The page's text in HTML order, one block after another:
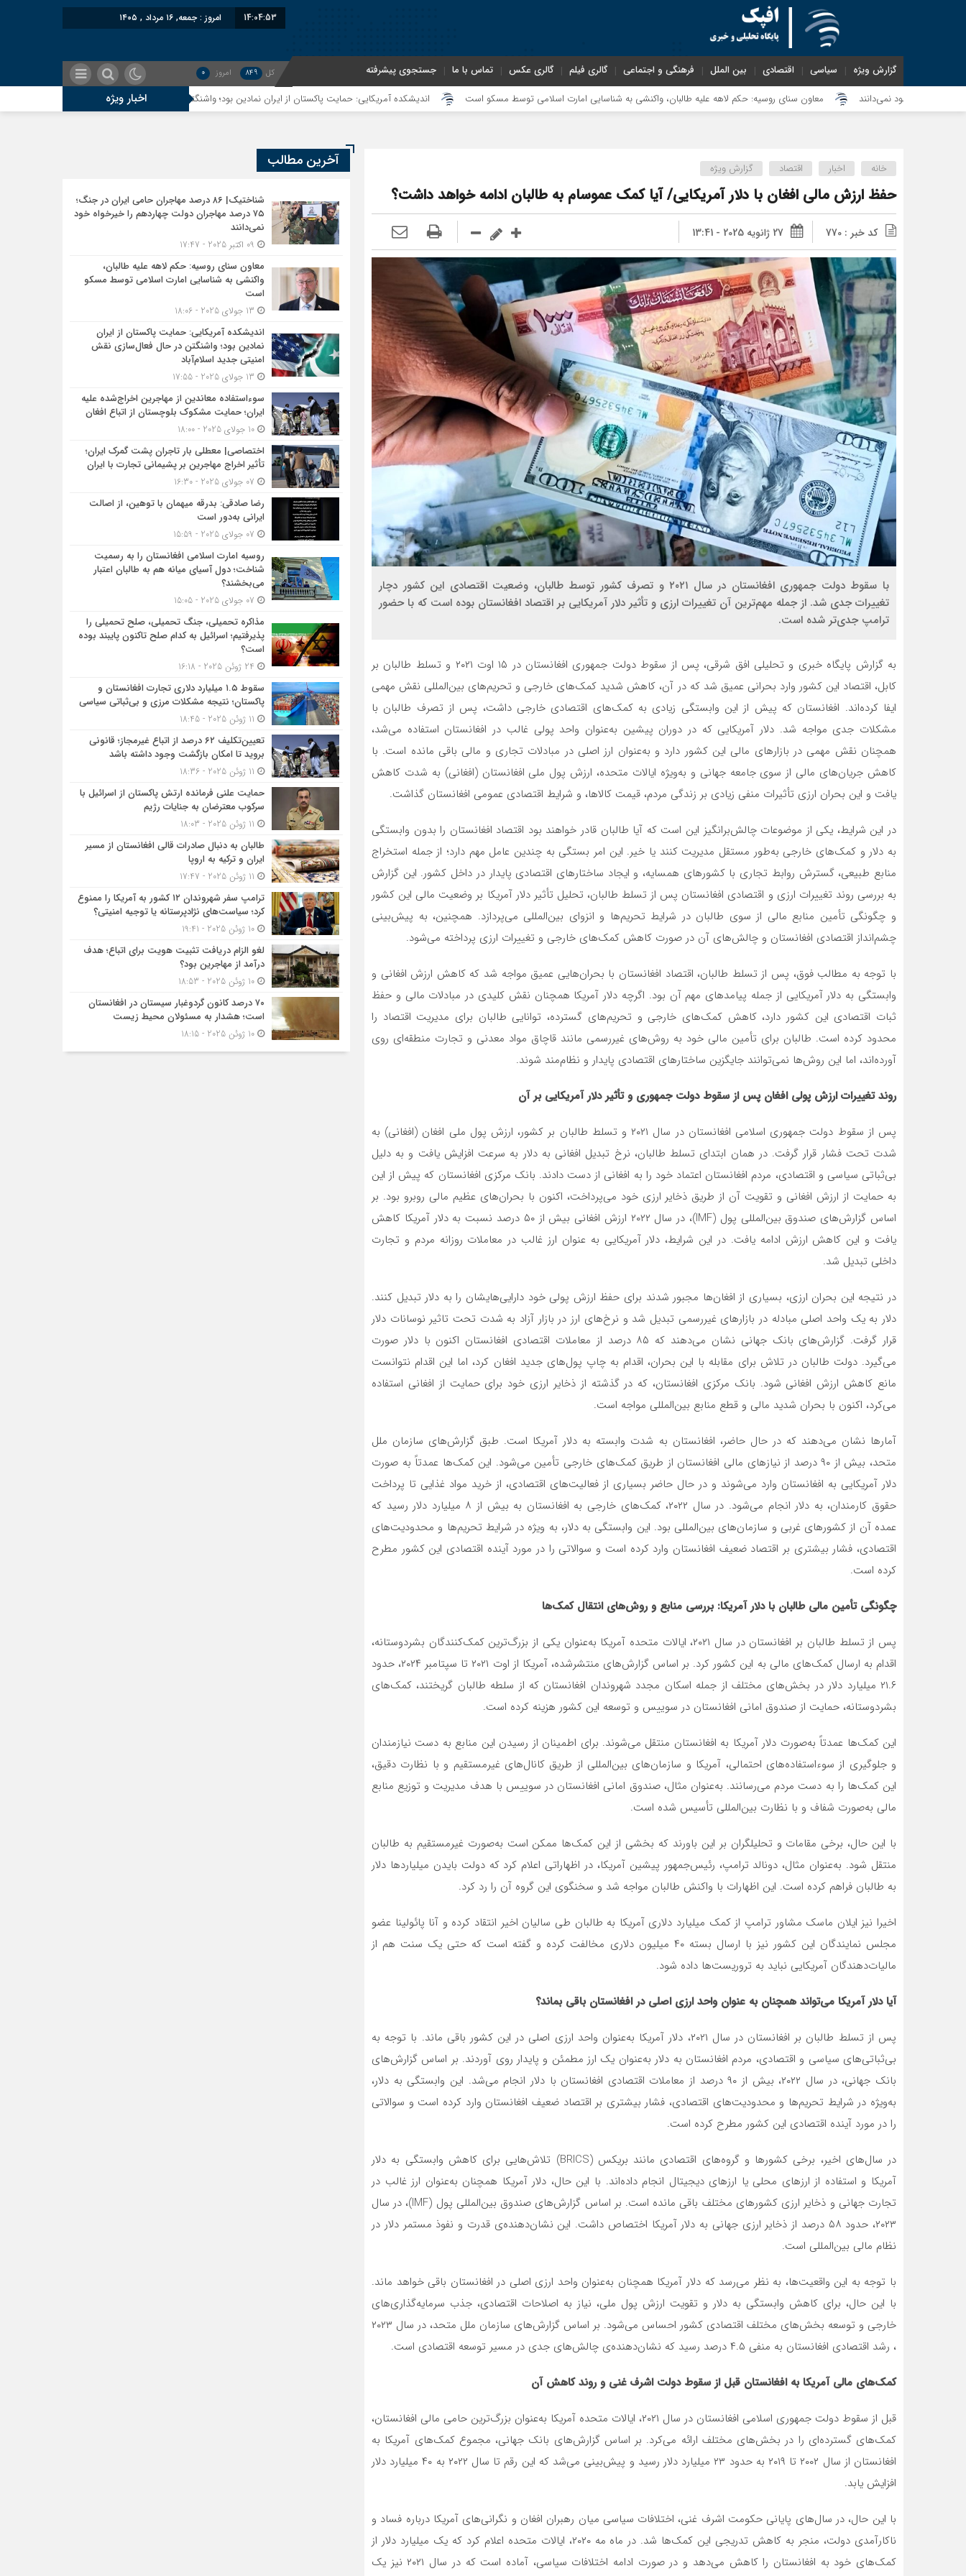
14:04:54 امروز : جمعه, ۱۶ مرداد , ۱۴۰۵
گزارش ویژه سیاسی اقتصادی بین الملل فرهنگی و اجتماعی گالری فیلم گالری عکس تماس با ما جستجوی پیشرفته کل 849 امروز 0
اخبار ویژه معاون سنای روسیه: حکم لاهه علیه طالبان، واکنشی به شناسایی امارت اسلامی توسط مسکو است اندیشکده آمریکایی: حمایت پاکستان از ایران نمادین بود؛ واشنگتن در حال فعال‌سازی نقش امنیتی جدید اسلام‌آباد
خانه اخبار اقتصاد گزارش ویژه
حفظ ارزش مالی افغان با دلار آمریکایی/ آیا کمک عموسام به طالبان ادامه خواهد داشت؟
کد خبر : 770 27 ژانویه 2025 - 13:41
با سقوط دولت جمهوری افغانستان در سال ۲۰۲۱ و تصرف کشور توسط طالبان، وضعیت اقتصادی این کشور دچار
تغییرات جدی شد. از جمله مهم‌ترین آن تغییرات ارزی و تأثیر دلار آمریکایی بر اقتصاد افغانستان بوده است که با حضور
ترامپ جدی‌تر شده است.
به گزارش پایگاه خبری و تحلیلی افق شرقی، پس از سقوط دولت جمهوری افغانستان در ۱۵ اوت ۲۰۲۱ و تسلط طالبان بر
کابل، اقتصاد این کشور وارد بحرانی عمیق شد که در آن، کاهش شدید کمک‌های خارجی و تحریم‌های بین‌المللی نقش مهمی
ایفا کرده‌اند. افغانستان که پیش از این وابستگی زیادی به کمک‌های اقتصادی خارجی داشت، پس از تصرف طالبان با
مشکلات جدی مواجه شد. دلار آمریکایی که در دوران پیشین به‌عنوان واحد پولی غالب در افغانستان استفاده می‌شد،
همچنان نقش مهمی در بازارهای مالی این کشور دارد و به‌عنوان ارز اصلی در مبادلات تجاری و مالی باقی مانده است. با
کاهش جریان‌های مالی از سوی جامعه جهانی و به‌ویژه ایالات متحده، ارزش پول ملی افغانستان (افغانی) به شدت کاهش
یافت و این بحران ارزی تأثیرات منفی زیادی بر زندگی مردم، قیمت کالاها، و شرایط اقتصادی عمومی افغانستان گذاشت.
در این شرایط، یکی از موضوعات چالش‌برانگیز این است که آیا طالبان قادر خواهند بود اقتصاد افغانستان را بدون وابستگی
به دلار و کمک‌های خارجی به‌طور مستقل مدیریت کنند یا خیر. این امر بستگی به چندین عامل مهم دارد؛ از جمله استخراج
منابع طبیعی، گسترش روابط تجاری با کشورهای همسایه، و ایجاد ساختارهای اقتصادی پایدار در داخل کشور. این گزارش
به بررسی روند تغییرات ارزی و اقتصادی افغانستان پس از تسلط طالبان، تحلیل تأثیر دلار آمریکا بر وضعیت مالی این کشور
و چگونگی تأمین منابع مالی از سوی طالبان در شرایط تحریم‌ها و انزوای بین‌المللی می‌پردازد. همچنین، به پیش‌بینی
چشم‌انداز اقتصادی افغانستان و چالش‌های آن در صورت کاهش کمک‌های خارجی و تغییرات ارزی پرداخته می‌شود.
با توجه به مطالب فوق، پس از تسلط طالبان، اقتصاد افغانستان با بحران‌هایی عمیق مواجه شد که کاهش ارزش افغانی و
وابستگی به دلار آمریکایی از جمله پیامدهای مهم آن بود. اگرچه دلار آمریکا همچنان نقش کلیدی در مبادلات مالی و حفظ
ثبات اقتصادی این کشور دارد، کاهش کمک‌های خارجی و تحریم‌های گسترده، توانایی طالبان برای مدیریت اقتصاد را
محدود کرده است. طالبان برای تأمین مالی خود به روش‌های غیررسمی مانند قاچاق مواد معدنی و تجارت منطقه‌ای روی
آورده‌اند، اما این روش‌ها نمی‌توانند جایگزین ساختارهای اقتصادی پایدار و نظام‌مند شوند.
روند تغییرات ارزش پولی افغان پس از سقوط دولت جمهوری و تأثیر دلار آمریکایی بر آن
پس از سقوط دولت جمهوری اسلامی افغانستان در سال ۲۰۲۱ و تسلط طالبان بر کشور، ارزش پول ملی افغان (افغانی) به
شدت تحت فشار قرار گرفت. در همان ابتدای تسلط طالبان، نرخ تبدیل افغانی به دلار به سرعت افزایش یافت و به دلیل
بی‌ثباتی سیاسی و اقتصادی، مردم افغانستان اعتماد خود را به افغانی از دست دادند. بانک مرکزی افغانستان که پیش از این
به حمایت از ارزش افغانی و تقویت آن از طریق ذخایر ارزی خود می‌پرداخت، اکنون با بحران‌های عظیم مالی روبرو بود. بر
اساس گزارش‌های صندوق بین‌المللی پول (IMF)، در سال ۲۰۲۲ ارزش افغانی بیش از ۵۰ درصد نسبت به دلار آمریکا کاهش
یافت و این کاهش ارزش ادامه یافت. در این شرایط، دلار آمریکایی به عنوان ارز غالب در معاملات روزانه مردم و تجارت
داخلی تبدیل شد.
در نتیجه این بحران ارزی، بسیاری از افغان‌ها مجبور شدند برای حفظ ارزش پولی خود دارایی‌هایشان را به دلار تبدیل کنند.
دلار به یک واحد اصلی مبادله در بازارهای غیررسمی تبدیل شد و نرخ‌های ارز در بازار آزاد به شدت تحت تاثیر نوسانات دلار
قرار گرفت. گزارش‌های بانک جهانی نشان می‌دهند که ۸۵ درصد از معاملات اقتصادی افغانستان اکنون با دلار صورت
می‌گیرد. دولت طالبان در تلاش برای مقابله با این بحران، اقدام به چاپ پول‌های جدید افغان کرد، اما این اقدام نتوانست
مانع کاهش ارزش افغانی شود. بانک مرکزی افغانستان، که در گذشته از ذخایر ارزی خود برای حمایت از افغانی استفاده
می‌کرد، اکنون با بحران شدید مالی و قطع منابع بین‌المللی مواجه است.
آمارها نشان می‌دهند که در حال حاضر، افغانستان به شدت وابسته به دلار آمریکا است. طبق گزارش‌های سازمان ملل
متحد، بیش از ۹۰ درصد از نیازهای مالی افغانستان از طریق کمک‌های خارجی تأمین می‌شود. این کمک‌ها عمدتاً به صورت
دلار آمریکایی به افغانستان وارد می‌شوند و در حال حاضر بسیاری از فعالیت‌های اقتصادی، از خرید مواد غذایی تا پرداخت
حقوق کارمندان، به دلار انجام می‌شود. در سال ۲۰۲۲، کمک‌های خارجی به افغانستان به بیش از ۸ میلیارد دلار رسید که
عمده آن از کشورهای غربی و سازمان‌های بین‌المللی بود. این وابستگی به دلار، به ویژه در شرایط تحریم‌ها و محدودیت‌های
اقتصادی، فشار بیشتری بر اقتصاد ضعیف افغانستان وارد کرده است و سوالاتی را در مورد آینده اقتصادی این کشور مطرح
کرده است.
چگونگی تأمین مالی طالبان با دلار آمریکا: بررسی منابع و روش‌های انتقال کمک‌ها
پس از تسلط طالبان بر افغانستان در سال ۲۰۲۱، ایالات متحده آمریکا به‌عنوان یکی از بزرگ‌ترین کمک‌کنندگان بشردوستانه،
اقدام به ارسال کمک‌های مالی به این کشور کرد. بر اساس گزارش‌های منتشرشده، آمریکا از اوت ۲۰۲۱ تا سپتامبر ۲۰۲۴، حدود
۲۱.۶ میلیارد دلار در بخش‌های مختلف از جمله اسکان مجدد شهروندان افغانستان که از سلطه طالبان گریختند، کمک‌های
بشردوستانه، حمایت از صندوق امانی افغانستان در سوییس و توسعه این کشور هزینه کرده است.
این کمک‌ها عمدتاً به‌صورت دلار آمریکا به افغانستان منتقل می‌شوند. برای اطمینان از رسیدن این منابع به دست نیازمندان
و جلوگیری از سوءاستفاده‌های احتمالی، آمریکا و سازمان‌های بین‌المللی از طریق کانال‌های غیرمستقیم و با نظارت دقیق،
این کمک‌ها را به دست مردم می‌رسانند. به‌عنوان مثال، صندوق امانی افغانستان در سوییس با هدف مدیریت و توزیع منابع
مالی به‌صورت شفاف و با نظارت بین‌المللی تأسیس شده است.
با این حال، برخی مقامات و تحلیلگران بر این باورند که بخشی از این کمک‌ها ممکن است به‌صورت غیرمستقیم به طالبان
منتقل شود. به‌عنوان مثال، دونالد ترامپ، رئیس‌جمهور پیشین آمریکا، در اظهاراتی اعلام کرد که دولت بایدن میلیاردها دلار
به طالبان فراهم کرده است. این اظهارات با واکنش طالبان مواجه شد و سخنگوی این گروه آن را رد کرد.
اخیرا نیز ایلان ماسک مشاور ترامپ از کمک میلیارد دلاری آمریکا به طالبان طی سالیان اخیر انتقاد کرده و آنا پائولینا عضو
مجلس نمایندگان این کشور نیز با ارسال بسته ۴۰ میلیون دلاری مخالفت کرده و گفته است که حتی یک سنت هم از
مالیات‌دهندگان آمریکایی نباید به تروریست‌ها داده شود.
آیا دلار آمریکا می‌تواند همچنان به عنوان واحد ارزی اصلی در افغانستان باقی بماند؟
پس از تسلط طالبان بر افغانستان در سال ۲۰۲۱، دلار آمریکا به‌عنوان واحد ارزی اصلی در این کشور باقی ماند. با توجه به
بی‌ثباتی‌های سیاسی و اقتصادی، مردم افغانستان به دلار به‌عنوان یک ارز مطمئن و پایدار روی آوردند. بر اساس گزارش‌های
بانک جهانی، در سال ۲۰۲۲، بیش از ۹۰ درصد از معاملات اقتصادی افغانستان با دلار انجام می‌شد. این وابستگی به دلار،
به‌ویژه در شرایط تحریم‌ها و محدودیت‌های اقتصادی، فشار بیشتری بر اقتصاد ضعیف افغانستان وارد کرده است و سوالاتی
را در مورد آینده اقتصادی این کشور مطرح کرده است.
در سال‌های اخیر، برخی کشورها و گروه‌های اقتصادی مانند بریکس (BRICS) تلاش‌هایی برای کاهش وابستگی به دلار
آمریکا و استفاده از ارزهای محلی یا ارزهای دیجیتال انجام داده‌اند. با این حال، دلار آمریکا همچنان به‌عنوان ارز غالب در
تجارت جهانی و ذخایر ارزی کشورهای مختلف باقی مانده است. بر اساس گزارش‌های صندوق بین‌المللی پول (IMF)، در سال
۲۰۲۳، حدود ۵۸ درصد از ذخایر ارزی جهانی به دلار آمریکا اختصاص داشت. این نشان‌دهنده‌ی قدرت و نفوذ مستمر دلار در
نظام مالی بین‌المللی است.
با توجه به این واقعیت‌ها، به نظر می‌رسد که دلار آمریکا همچنان به‌عنوان واحد ارزی اصلی در افغانستان باقی خواهد ماند.
با این حال، برای کاهش وابستگی به دلار و تقویت ارزش پول ملی، نیاز به اصلاحات اقتصادی، جذب سرمایه‌گذاری‌های
خارجی و توسعه بخش‌های مختلف اقتصادی کشور احساس می‌شود. بر اساس گزارش‌های سازمان ملل متحد، در سال ۲۰۲۳
، رشد اقتصادی افغانستان به منفی ۴.۵ درصد رسید که نشان‌دهنده‌ی چالش‌های جدی در مسیر توسعه اقتصادی است.
کمک‌های مالی آمریکا به افغانستان قبل از سقوط دولت اشرف غنی و روند کاهش آن
قبل از سقوط دولت جمهوری اسلامی افغانستان در سال ۲۰۲۱، ایالات متحده آمریکا به‌عنوان بزرگ‌ترین حامی مالی افغانستان،
کمک‌های گسترده‌ای را در بخش‌های مختلف ارائه می‌کرد. بر اساس گزارش‌های بانک جهانی، مجموع کمک‌های آمریکا به
افغانستان از سال ۲۰۰۲ تا ۲۰۱۹ به حدود ۲۳ میلیارد دلار رسید و پیش‌بینی می‌شد که این رقم تا سال ۲۰۲۲ به ۴۰ میلیارد دلار
افزایش یابد.
با این حال، در سال‌های پایانی حکومت اشرف غنی، اختلافات سیاسی میان رهبران افغان و نگرانی‌های آمریکا درباره فساد و
ناکارآمدی دولت، منجر به کاهش تدریجی این کمک‌ها شد. در ماه مه ۲۰۲۰، ایالات متحده اعلام کرد که یک میلیارد دلار از
کمک‌های خود به افغانستان را کاهش می‌دهد و در صورت ادامه اختلافات سیاسی، آماده است که در سال ۲۰۲۱ نیز یک
آخرین مطالب
شناختیک| ۸۶ درصد مهاجران حامی ایران در جنگ؛
۷۵ درصد مهاجران دولت چهاردهم را خیرخواه خود
نمی‌دانند
معاون سنای روسیه: حکم لاهه علیه طالبان،
واکنشی به شناسایی امارت اسلامی توسط مسکو
است
اندیشکده آمریکایی: حمایت پاکستان از ایران
نمادین بود؛ واشنگتن در حال فعال‌سازی نقش
امنیتی جدید اسلام‌آباد
سوءاستفاده معاندین از مهاجرین اخراج‌شده علیه
ایران؛ حمایت مشکوک بلوچستان از اتباع افغان
10 جولای 2025 - 18:00
اختصاصی| معطلی بار تاجران پشت گمرک ایران؛
تأثیر اخراج مهاجرین بر پشیمانی تجارت با ایران
رضا صادقی: بدرقه میهمان با توهین، از اصالت
ایرانی به‌دور است
روسیه امارت اسلامی افغانستان را به رسمیت
شناخت؛ دول آسیای میانه هم به طالبان اعتبار
می‎‌بخشند؟
مذاکره تحمیلی، جنگ تحمیلی، صلح تحمیلی را
پذیرفتیم؛ اسرائیل به کدام صلح تاکنون پایبند بوده
است؟
سقوط ۱.۵ میلیارد دلاری تجارت افغانستان و
پاکستان؛ نتیجه مشکلات مرزی و بی‌ثباتی سیاسی
تعیین‌تکلیف ۶۲ درصد از اتباع غیرمجاز؛ قانونی
بروید تا امکان بازگشت وجود داشته باشد
حمایت علنی فرمانده ارتش پاکستان از اسرائیل با
سرکوب معترضان به جنایات رژیم
طالبان به دنبال صادرات قالی افغانستان از مسیر
ایران و ترکیه به اروپا
ترامپ سفر شهروندان ۱۲ کشور به آمریکا را ممنوع
کرد؛ سیاست‌های نژادپرستانه یا توجیه امنیتی؟
10 ژوئن 2025 - 19:41
لغو الزام دریافت تثبیت هویت برای اتباع؛ هدف
درآمد از مهاجرین بود؟
10 ژوئن 2025 - 18:53
۷۰ درصد کانون گردوغبار سیستان در افغانستان
است؛ هشدار به مسئولان محیط زیست
10 ژوئن 2025 - 18:15